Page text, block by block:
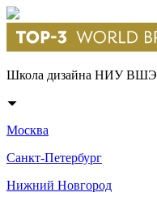
Школа дизайна НИУ ВШЭ
Москва
Санкт-Петербург
Нижний Новгород